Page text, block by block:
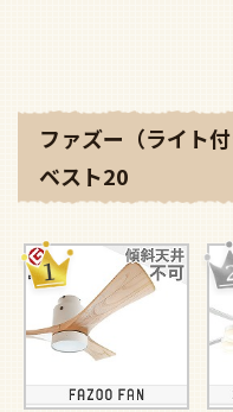
ファズー（ライト
ベスト20